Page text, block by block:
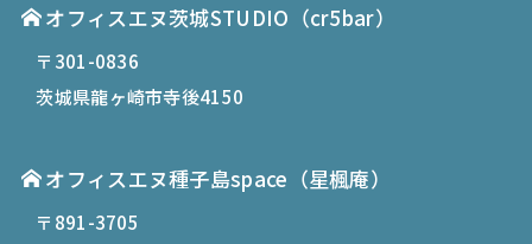
オフィスエヌ茨城STUDIO（cr5bar）
〒301-0836
茨城県龍ヶ崎市寺後4150
オフィスエヌ種子島space （星楓庵）
〒891-3705